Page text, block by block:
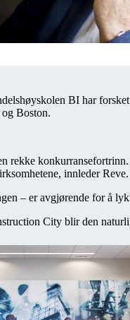
BI har
Boston.
rekke
innleder Reve.
– er avgjørende for å
City blir den